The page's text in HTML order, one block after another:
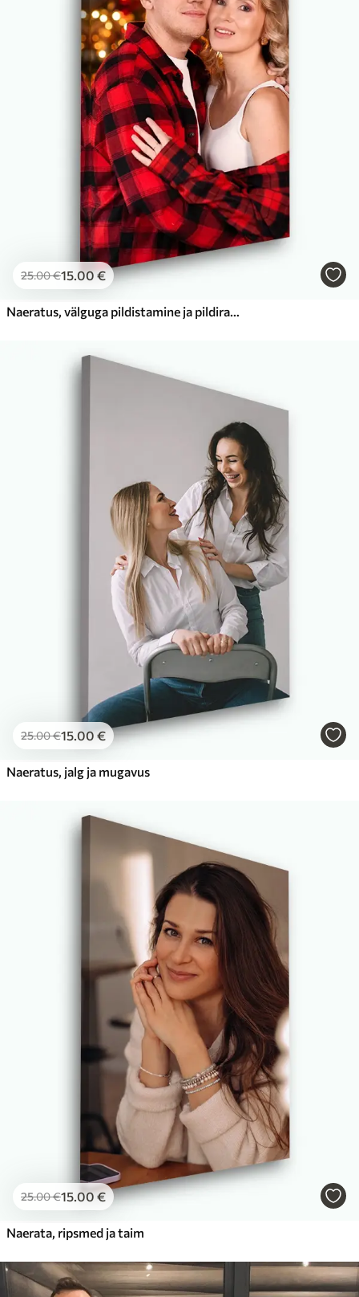
25.00€15 .00€
25.00€15.00 €
Naeratus, jalg ja mugavus
25.00€15.00€
Naerata, ripsmed ja taim